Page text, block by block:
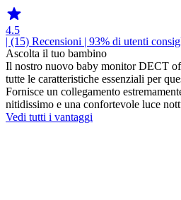
4.5
| (15) Recensioni | 93% di utenti
Ascolta il tuo bambino
Il nostro nuovo baby monitor DECT
tutte le caratteristiche essenziali per
Fornisce un collegamento
nitidissimo e una confortevole luce
Vedi tutti i vantaggi